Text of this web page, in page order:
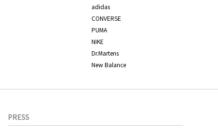
adidas
CONVERSE
PUMA
NIKE
Dr.Martens
New Balance
PRESS